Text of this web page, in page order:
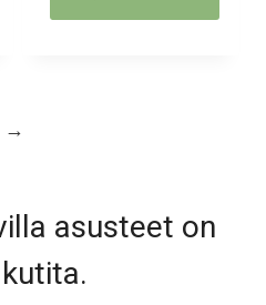
tehdä
valinnat
tuotteen
→
asusteet on